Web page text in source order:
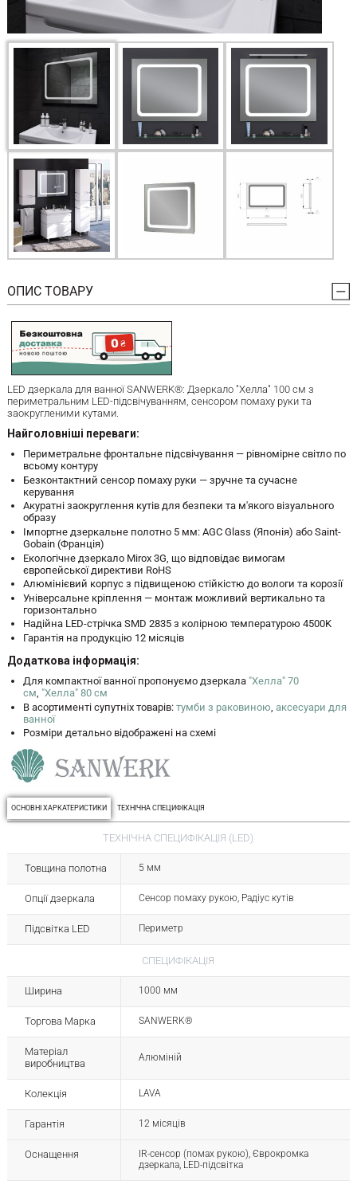
ОПИС ТОВАРУ
LED дзеркала для ванної SANWERK®: Дзеркало "Хелла" 100 см з
периметральним LED-підсвічуванням, сенсором помаху руки та
заокругленими кутами.
Найголовніші переваги:
Периметральне фронтальне підсвічування — рівномірне світло по
всьому контуру
Безконтактний сенсор помаху руки — зручне та сучасне
керування
Акуратні заокруглення кутів для безпеки та м'якого візуального
образу
Імпортне дзеркальне полотно 5 мм: AGC Glass (Японія) або Saint-
Gobain (Франція)
Екологічне дзеркало Mirox 3G, що відповідає вимогам
європейської директиви RoHS
Алюмінієвий корпус з підвищеною стійкістю до вологи та корозії
Універсальне кріплення — монтаж можливий вертикально та
горизонтально
Надійна LED-стрічка SMD 2835 з колірною температурою 4500K
Гарантія на продукцію 12 місяців
Додаткова інформація:
Для компактної ванної пропонуємо дзеркала "Хелла" 70
см, "Хелла" 80 см
В асортименті супутніх товарів: тумби з раковиною аксесуари для
ванної
Розміри детально відображені на схемі
ОСНОВНІ ХАРКАТЕРИСТИКИ ТЕХНІЧНА СПЕЦИФІКАЦІЯ
ТЕХНІЧНА СПЕЦИФІКАЦІЯ (LED)
Товщина полотна 5 мм
Опції дзеркала Сенсор помаху рукою, Радіус кутів
Підсвітка LED Периметр
СПЕЦИФІКАЦІЯ
Ширина 1000 мм
Торгова Марка SANWERK®
Матеріал
виробництва
Алюміній
Колекція LAVA
Гарантія 12 місяців
Оснащення
ІR-сенсор (помах рукою), Єврокромка
дзеркала, LED-підсвітка